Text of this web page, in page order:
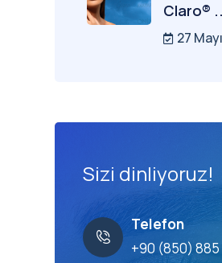
Claro®
27
Sizi dinliyoruz!
Telefon
+90 (850) 885